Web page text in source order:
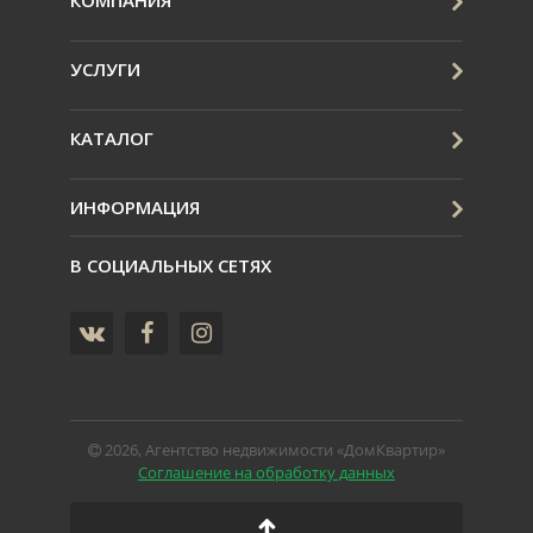
УСЛУГИ
КАТАЛОГ
ИНФОРМАЦИЯ
В СОЦИАЛЬНЫХ СЕТЯХ
2026, Агентство недвижимости «ДомКвартир»
Соглашение на обработку данных